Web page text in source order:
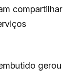
compartilhar
gerou